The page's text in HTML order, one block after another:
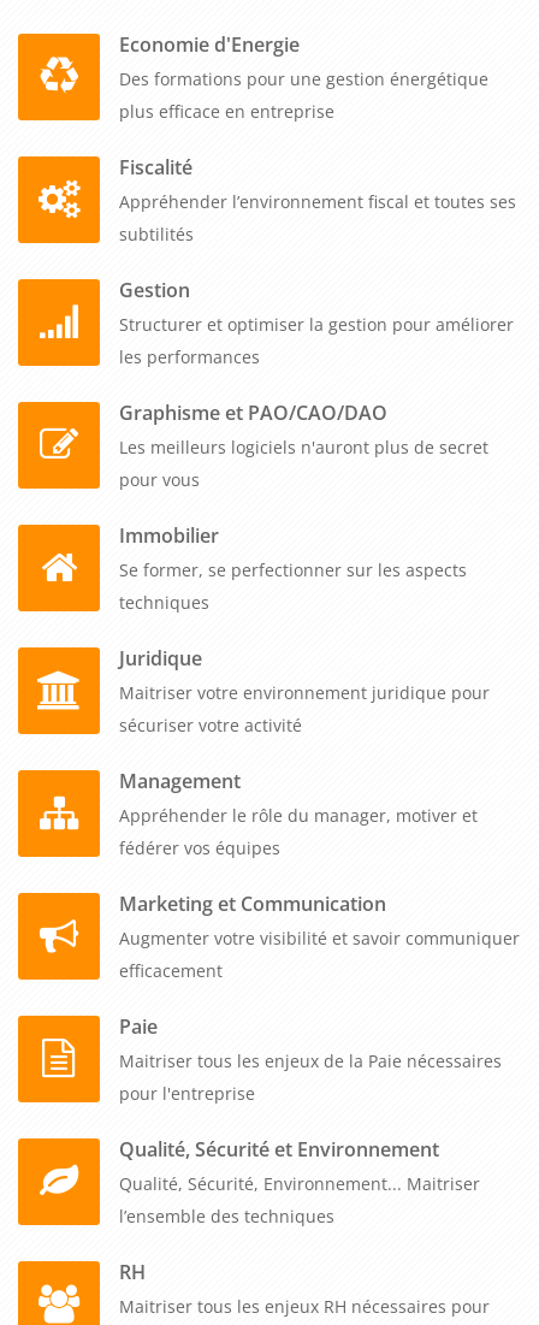
leads qualifiés, en analysant les résultats et en vous
démarquant de la concurrence, vous serez en mesure de
créer une présence Instagram stratégique et efficace pour
développer votre activité grâce à Instagram et de connecter
avec votre public cible de manière créative et authentique.
Economie d'Energie
Des formations pour une gestion énergétique
plus efficace en entreprise
Fiscalité
Appréhender l’environnement fiscal et toutes ses
subtilités
Gestion
Structurer et optimiser la gestion pour améliorer
les performances
Graphisme et PAO/CAO/DAO
Les meilleurs logiciels n'auront plus de secret
pour vous
Immobilier
Se former, se perfectionner sur les aspects
techniques
Juridique
Maitriser votre environnement juridique pour
sécuriser votre activité
Management
Appréhender le rôle du manager, motiver et
fédérer vos équipes
Marketing et Communication
Augmenter votre visibilité et savoir communiquer
efficacement
Paie
Maitriser tous les enjeux de la Paie nécessaires
pour l'entreprise
Qualité, Sécurité et Environnement
Qualité, Sécurité, Environnement... Maitriser
l’ensemble des techniques
RH
Maitriser tous les enjeux RH nécessaires pour